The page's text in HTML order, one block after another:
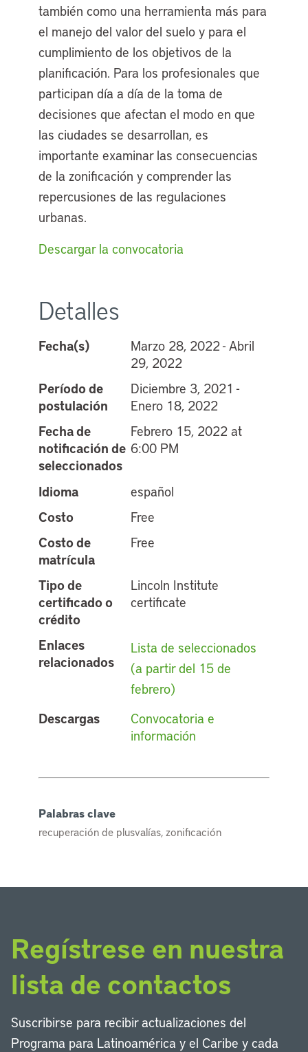
también como una herramienta más para
el manejo del valor del suelo y para el
cumplimiento de los objetivos de la
planificación. Para los profesionales que
participan día a día de la toma de
decisiones que afectan el modo en que
las ciudades se desarrollan, es
importante examinar las consecuencias
de la zonificación y comprender las
repercusiones de las regulaciones
urbanas.
Descargar la convocatoria
Detalles
Fecha(s)
Marzo 28, 2022 - Abril
29, 2022
Período de
postulación
Diciembre 3, 2021 -
Enero 18, 2022
Fecha de
notificación de
seleccionados
Febrero 15, 2022 at
6:00 PM
Idioma
español
Costo
Free
Costo de
matrícula
Free
Tipo de
certificado o
crédito
Lincoln Institute
certificate
Enlaces
relacionados
Lista de seleccionados
(a partir del 15 de
febrero)
Descargas
Convocatoria e
información
Palabras clave
recuperación de plusvalías, zonificación
Regístrese en nuestra
lista de contactos
Suscribirse para recibir actualizaciones del
Programa para Latinoamérica y el Caribe y cada